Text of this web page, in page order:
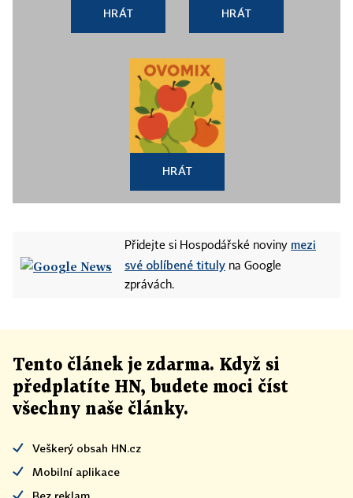
HRÁT HRÁT
HRÁT
Přidejte si Hospodářské noviny mezi
své oblíbené tituly na Google
zprávách.
Tento článek je zdarma. Když si
předplatíte HN, budete moci číst
všechny naše články.
Veškerý obsah HN.cz
Mobilní aplikace
Bez reklam